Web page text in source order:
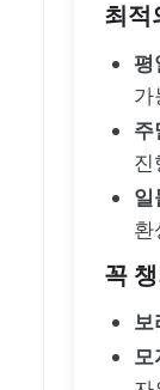
최적
평
가
주
진
일
환
꼭
보
모